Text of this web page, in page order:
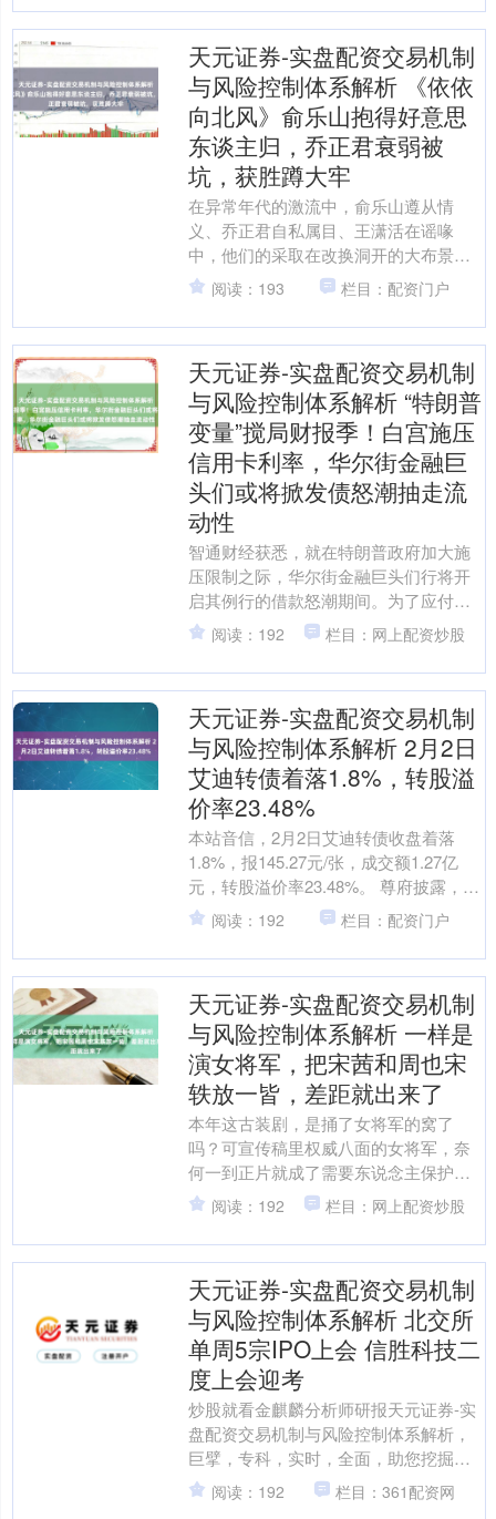
天元证券-实盘配资交易机制
与风险控制体系解析 《依依
向北风》俞乐山抱得好意思
东谈主归，乔正君衰弱被
坑，获胜蹲大牢
在异常年代的激流中，俞乐山遵从情
义、乔正君自私属目、王潇活在谣喙
中，他们的采取在改换洞开的大布景
下，最终迎来了不同的结局。 乔正君的
贪欲 乔正君曾是知青点的“六....
阅读：193 栏目：配资门户
天元证券-实盘配资交易机制
与风险控制体系解析 “特朗普
变量”搅局财报季！白宫施压
信用卡利率，华尔街金融巨
头们或将掀发债怒潮抽走流
动性
智通财经获悉，就在特朗普政府加大施
压限制之际，华尔街金融巨头们行将开
启其例行的借款怒潮期间。为了应付特
朗普政府近期带来的过失筹商层面压
力，这一次它们的债券发售限....
阅读：192 栏目：网上配资炒股
天元证券-实盘配资交易机制
与风险控制体系解析 2月2日
艾迪转债着落1.8%，转股溢
价率23.48%
本站音信，2月2日艾迪转债收盘着落
1.8%，报145.27元/张，成交额1.27亿
元，转股溢价率23.48%。 尊府披露，艾
迪转债信用级别为“AA-”，债券期限....
阅读：192 栏目：配资门户
天元证券-实盘配资交易机制
与风险控制体系解析 一样是
演女将军，把宋茜和周也宋
轶放一皆，差距就出来了
本年这古装剧，是捅了女将军的窝了
吗？可宣传稿里权威八面的女将军，奈
何一到正片就成了需要东说念主保护的
娇娇女，这是或许别东说念主不知说念
剧组挂着羊头卖狗肉？ 真不....
阅读：192 栏目：网上配资炒股
天元证券-实盘配资交易机制
与风险控制体系解析 北交所
单周5宗IPO上会 信胜科技二
度上会迎考
炒股就看金麒麟分析师研报天元证券-实
盘配资交易机制与风险控制体系解析，
巨擘，专科，实时，全面，助您挖掘后
劲主题契机！ 起首：北京商报 不时2025
年四季度以来的....
阅读：192 栏目：361配资网